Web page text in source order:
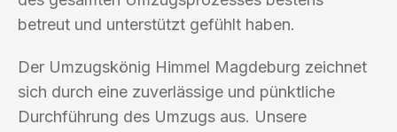
betreut und unterstützt gefühlt haben.
Der Umzugskönig Himmel Magdeburg zeichnet
sich durch eine zuverlässige und pünktliche
Durchführung des Umzugs aus. Unsere